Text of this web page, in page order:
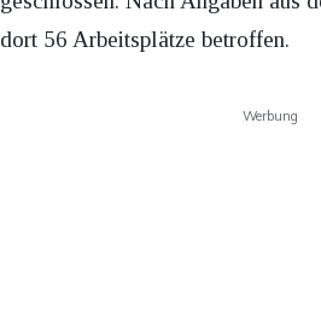
dort 56 Arbeitsplätze betroffen.
Werbung